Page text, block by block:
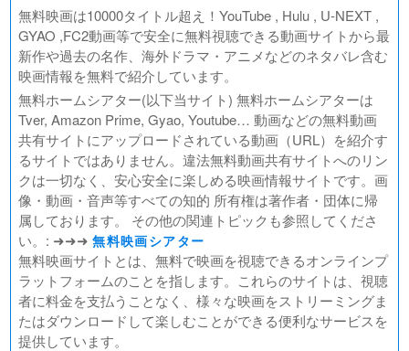
デジモンアドベンチャー02 THE BEGINNING
範馬刃牙VSケンガンアシュラ
一月の声に歓びを刻め
PLAY! ～勝つとか負けるとかは、どーでもよくて～
ULTRAMAN： RISING
BLAME!（ブラム）
ゴールデンカムイ
FUKUYAMA MASAHARU LIVE FILM 言霊の幸わう夏
@NIPPON BUDOKAN 2023
春の画 SHUNGA
熱のあとに
Civil War（原題）
翔んで埼玉 ～琵琶湖より愛をこめて～
無料映画は10000タイトル超え！YouTube , Hulu , U-NEXT ,
GYAO ,FC2動画等で安全に無料視聴できる動画サイトから最
新作や過去の名作、海外ドラマ・アニメなどのネタバレ含む
映画情報を無料で紹介しています。
無料ホームシアター(以下当サイト) 無料ホームシアターは
Tver, Amazon Prime, Gyao, Youtube… 動画などの無料動画
共有サイトにアップロードされている動画（URL）を紹介す
るサイトではありません。違法無料動画共有サイトへのリン
クは一切なく、安心安全に楽しめる映画情報サイトです。画
像・動画・音声等すべての知的 所有権は著作者・団体に帰
属しております。 その他の関連トピックも参照してくださ
い。: ➜➜➜無料映画シアター
無料映画サイトとは、無料で映画を視聴できるオンラインプ
ラットフォームのことを指します。これらのサイトは、視聴
者に料金を支払うことなく、様々な映画をストリーミングま
たはダウンロードして楽しむことができる便利なサービスを
提供しています。